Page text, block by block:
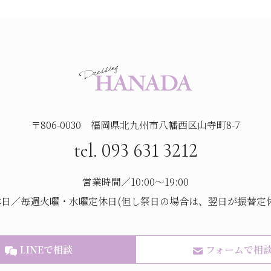
〒806-0030 福岡県北九州市八幡西区山寺町8-7
tel. 093 631 3212
営業時間／10:00～19:00
／毎週火曜・水曜定休日(但し祭日の場合は、翌日が振替定
LINEで相談 フォームで相